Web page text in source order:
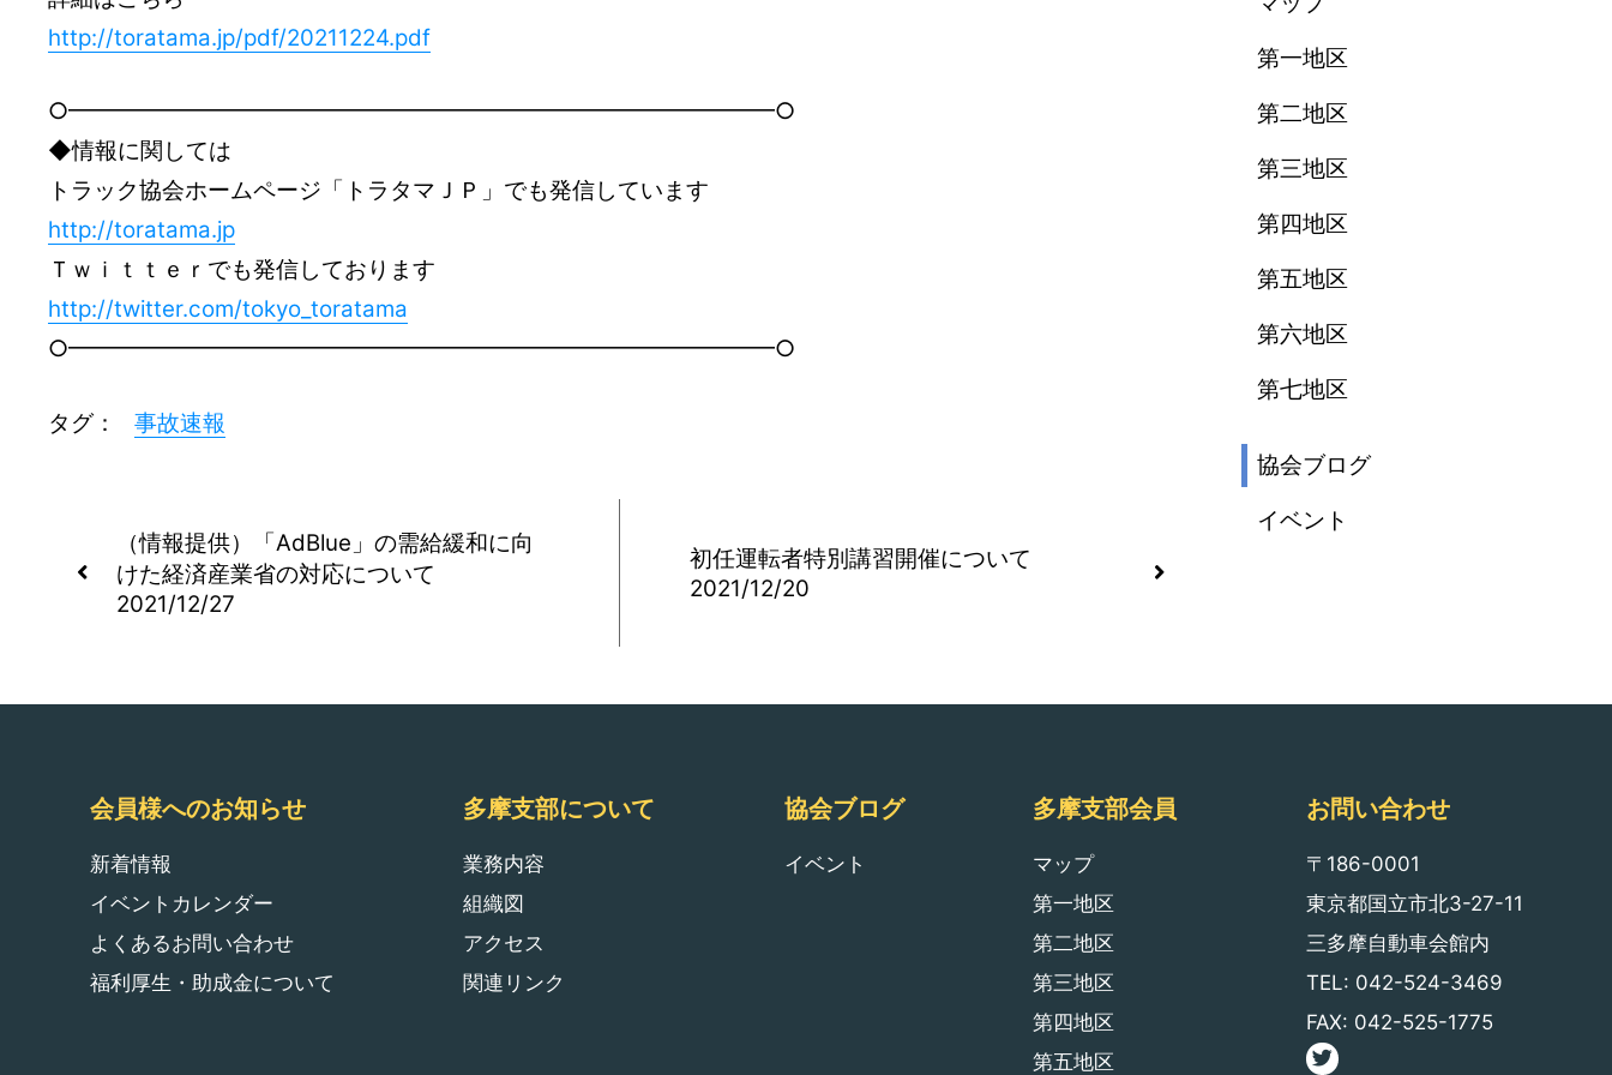
http://toratama.jp/pdf/20211224.pdf
○━━━━━━━━━━━━━━━━━━━━━━━━━━━━━━━○
◆情報に関しては
トラック協会ホームページ「トラタマＪＰ」でも発信しています
http://toratama.jp
Ｔｗｉｔｔｅｒでも発信しております
http://twitter.com/tokyo_toratama
○━━━━━━━━━━━━━━━━━━━━━━━━━━━━━━━○
タグ： 事故速報
（情報提供）「AdBlue」の需給緩和に向
けた経済産業省の対応について
2021/12/27
初任運転者特別講習開催について
2021/12/20
第一地区
第二地区
第三地区
第四地区
第五地区
第六地区
第七地区
協会ブログ
イベント
会員様へのお知らせ
新着情報
イベントカレンダー
よくあるお問い合わせ
福利厚生・助成金について
多摩支部について
業務内容
組織図
アクセス
関連リンク
協会ブログ
イベント
多摩支部会員
マップ
第一地区
第二地区
第三地区
第四地区
第五地区
お問い合わせ
〒186-0001
東京都国立市北3-27-11
三多摩自動車会館内
TEL: 042-524-3469
FAX: 042-525-1775